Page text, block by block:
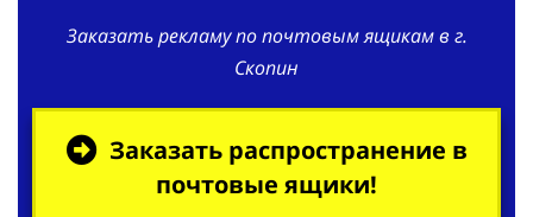
Заказать рекламу по почтовым ящикам в г.
Скопин
Заказать распространение в
почтовые ящики!